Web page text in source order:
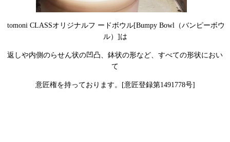
tomoni CLASSオリジナルフ ードボウル[Bumpy Bowl（バンピーボウ
ル）]は
返しや内側のらせん状の凹凸、鉢状の形など、すべての形状におい
て
意匠権を持っております。[意匠登録第1491778号]